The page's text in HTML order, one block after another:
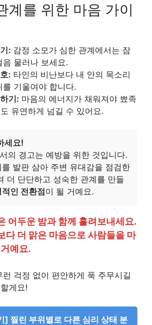
계를 위한 마음 가이
: 감정 소모가 심한 관계에서는 잠
음 물러나 보세요.
: 타인의 비난보다 내 안의 목소리
를 기울여야 합니다.
기: 마음의 에너지가 채워져야 뾰족
유연하게 넘길 수 있어요.
세요!
의 경고는 예방을 위한 것입니다.
발판 삼아 주변 유대감을 점검한
더 단단하고 성숙한 관계를 만들
인 전환점 이 될 거예요.
어두운 밤과 함께 흘려보내세요.
다 더 맑은 마음으로 사람들을 마
예요.
런 걱정 없이 편안하게 푹 주무시길
게요!
] 찔린 부위별로 다른 심리 상태 분